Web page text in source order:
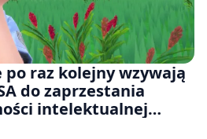
po raz kolejny wzywają
do zaprzestania
intelektualnej